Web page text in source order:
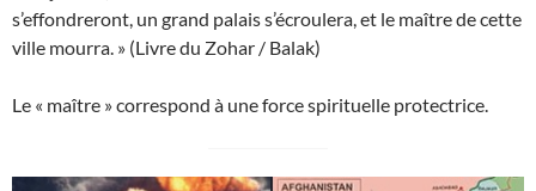
s’effondreront, un grand palais s’écroulera, et le maître de cette
ville mourra. » (Livre du Zohar / Balak)
Le « maître » correspond à une force spirituelle protectrice.